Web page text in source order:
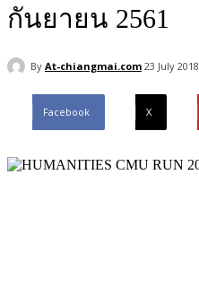
กันยายน 2561
By At-chiangmai.com 23 July 2018
Facebook X